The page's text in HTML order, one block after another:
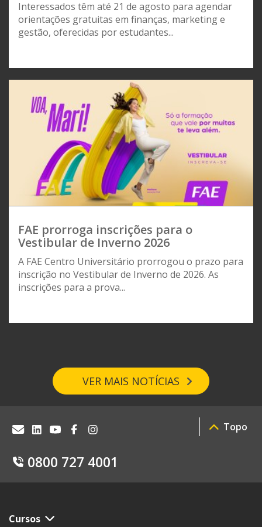
Interessados têm até 21 de agosto para agendar
orientações gratuitas em finanças, marketing e
gestão, oferecidas por estudantes...
FAE prorroga inscrições para o
Vestibular de Inverno 2026
A FAE Centro Universitário prorrogou o prazo para
inscrição no Vestibular de Inverno de 2026. As
inscrições para a prova...
VER MAIS NOTÍCIAS
0800 727 4001
Topo
Cursos